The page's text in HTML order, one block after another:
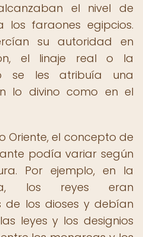
el nivel de
los faraones egipcios.
su autoridad en
el linaje real o la
se les atribuía una
lo divino como en el
Oriente, el concepto de
podía variar según
Por ejemplo, en la
los reyes eran
de los dioses y debían
leyes y los designios